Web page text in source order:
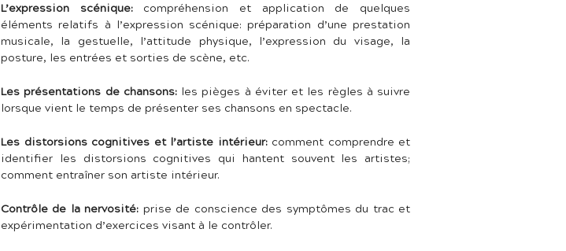
L’expression scénique: compréhension et application de quelques
éléments relatifs à l’expression scénique: préparation d’une prestation
musicale, la gestuelle, l’attitude physique, l’expression du visage, la
posture, les entrées et sorties de scène, etc.
Les présentations de chansons: les pièges à éviter et les règles à suivre
lorsque vient le temps de présenter ses chansons en spectacle.
Les distorsions cognitives et l’artiste intérieur: comment comprendre et
identifier les distorsions cognitives qui hantent souvent les artistes;
comment entraîner son artiste intérieur.
Contrôle de la nervosité: prise de conscience des symptômes du trac et
expérimentation d’exercices visant à le contrôler.